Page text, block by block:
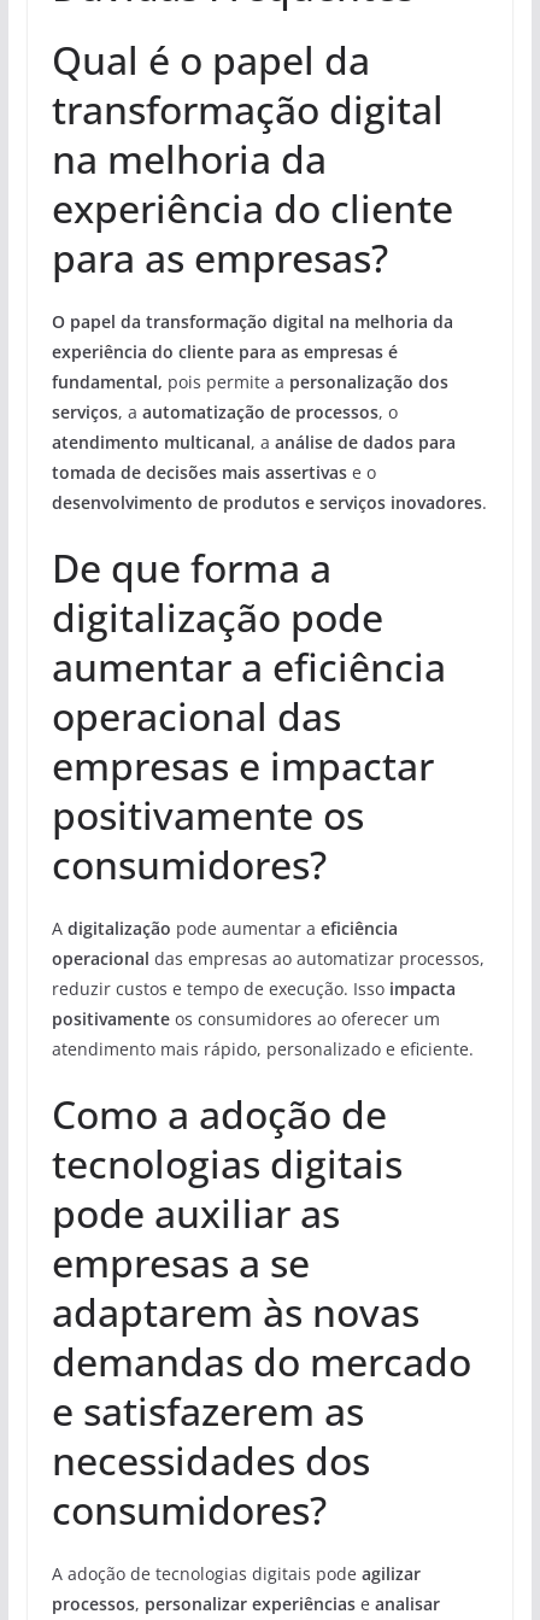
Qual é o papel da
transformação digital
na melhoria da
experiência do cliente
para as empresas?
O papel da transformação digital na melhoria da
experiência do cliente para as empresas é
fundamental, pois permite a personalização dos
serviços, a automatização de processos, o
atendimento multicanal, a análise de dados para
tomada de decisões mais assertivase o
desenvolvimento de produtos e serviços inovadores.
De que forma a
digitalização pode
aumentar a eficiência
operacional das
empresas e impactar
positivamente os
consumidores?
A digitalização pode aumentar a eficiência
operacional das empresas ao automatizar processos,
reduzir custos e tempo de execução. Isso impacta
positivamenteos consumidores ao oferecer um
atendimento mais rápido, personalizado e eficiente.
Como a adoção de
tecnologias digitais
pode auxiliar as
empresas a se
adaptarem às novas
demandas do mercado
e satisfazerem as
necessidades dos
consumidores?
A adoção de tecnologias digitais pode agilizar
processos, personalizar experiênciase analisar